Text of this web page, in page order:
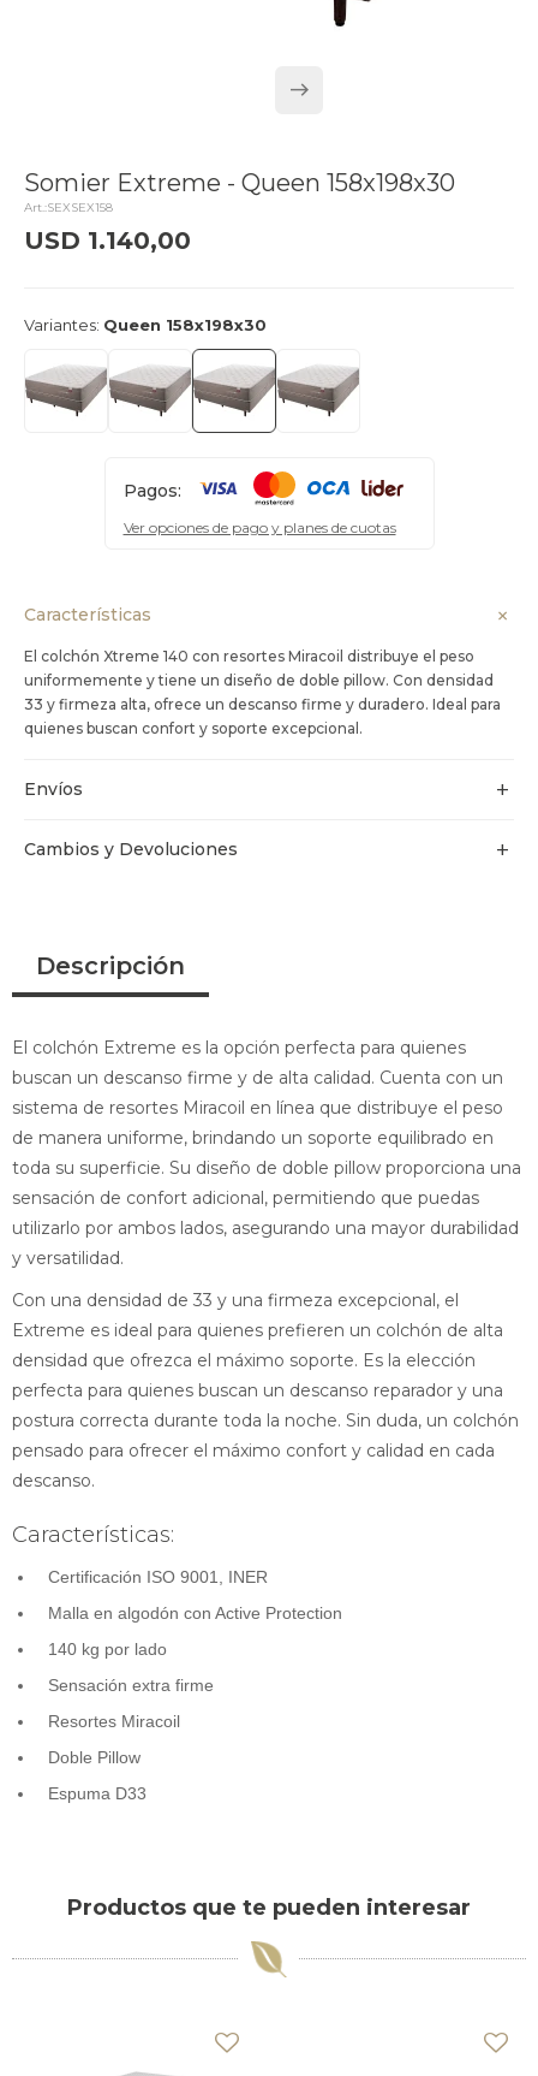
Somier Extreme - Queen 158x198x30
SEXSEX158
USD 1.140,00
Variantes: Queen 158x198x30
Pagos:
Ver opciones de pago y planes de cuotas
Características
El colchón Xtreme 140 con resortes Miracoil distribuye el peso
uniformemente y tiene un diseño de doble pillow. Con densidad
33 y firmeza alta, ofrece un descanso firme y duradero. Ideal para
quienes buscan confort y soporte excepcional.
Envíos
Cambios y Devoluciones
Descripción
El colchón Extreme es la opción perfecta para quienes
buscan un descanso firme y de alta calidad. Cuenta con un
sistema de resortes Miracoil en línea que distribuye el peso
de manera uniforme, brindando un soporte equilibrado en
toda su superficie. Su diseño de doble pillow proporciona una
sensación de confort adicional, permitiendo que puedas
utilizarlo por ambos lados, asegurando una mayor durabilidad
y versatilidad.
Con una densidad de 33 y una firmeza excepcional, el
Extreme es ideal para quienes prefieren un colchón de alta
densidad que ofrezca el máximo soporte. Es la elección
perfecta para quienes buscan un descanso reparador y una
postura correcta durante toda la noche. Sin duda, un colchón
pensado para ofrecer el máximo confort y calidad en cada
descanso.
Características:
Certificación ISO 9001, INER
Malla en algodón con Active Protection
140 kg por lado
Sensación extra firme
Resortes Miracoil
Doble Pillow
Espuma D33
Productos que te pueden interesar